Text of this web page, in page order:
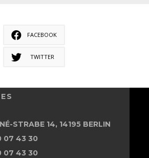
FACEBOOK
TWITTER
STRABE 14, 14195 BERLIN
07 43 30
07 43 30